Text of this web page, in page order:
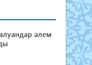
әлем